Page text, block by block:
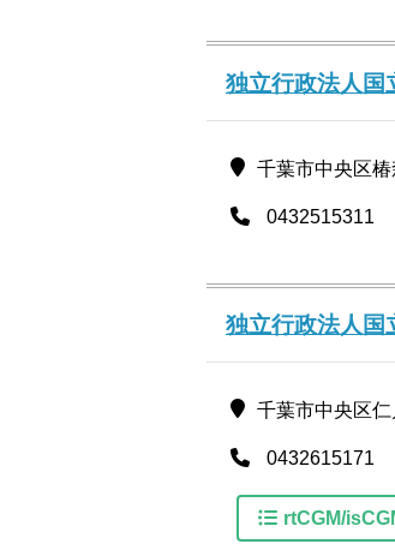
独立行政法人国
千葉市中央区椿
0432515311
独立行政法人国
千葉市中央区
0432615171
rtCGM/